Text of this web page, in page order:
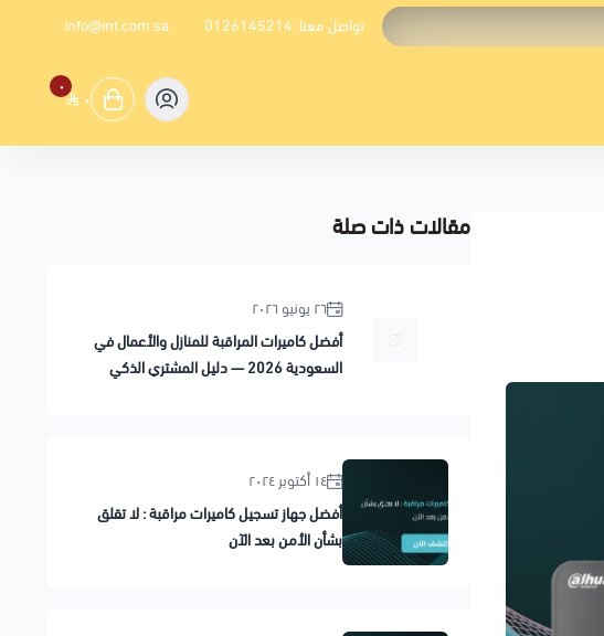
تواصل معنا: 0126145214
info@int.com.sa
٠
٠
مقالات ذات صلة
٢٦ يونيو ٢٠٢٦
أفضل كاميرات المراقبة للمنازل والأعمال في
السعودية 2026 — دليل المشتري الذكي
١٤ أكتوبر ٢٠٢٤
أفضل جهاز تسجيل كاميرات مراقبة : لا تقلق
بشأن الأمن بعد الآن